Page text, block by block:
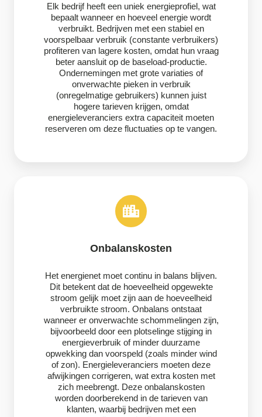
Elk bedrijf heeft een uniek energieprofiel, wat
bepaalt wanneer en hoeveel energie wordt
verbruikt. Bedrijven met een stabiel en
voorspelbaar verbruik (constante verbruikers)
profiteren van lagere kosten, omdat hun vraag
beter aansluit op de baseload-productie.
Ondernemingen met grote variaties of
onverwachte pieken in verbruik
(onregelmatige gebruikers) kunnen juist
hogere tarieven krijgen, omdat
energieleveranciers extra capaciteit moeten
reserveren om deze fluctuaties op te vangen.
Onbalanskosten
Het energienet moet continu in balans blijven.
Dit betekent dat de hoeveelheid opgewekte
stroom gelijk moet zijn aan de hoeveelheid
verbruikte stroom. Onbalans ontstaat
wanneer er onverwachte schommelingen zijn,
bijvoorbeeld door een plotselinge stijging in
energieverbruik of minder duurzame
opwekking dan voorspeld (zoals minder wind
of zon). Energieleveranciers moeten deze
afwijkingen corrigeren, wat extra kosten met
zich meebrengt. Deze onbalanskosten
worden doorberekend in de tarieven van
klanten, waarbij bedrijven met een